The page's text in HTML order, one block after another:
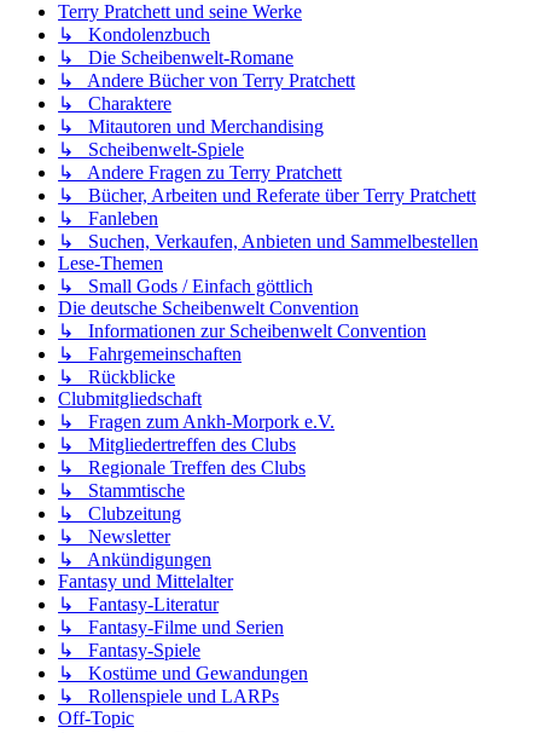
Terry Pratchett und seine Werke
↳ Kondolenzbuch
↳ Die Scheibenwelt-Romane
↳ Andere Bücher von Terry Pratchett
↳ Charaktere
↳ Mitautoren und Merchandising
↳ Scheibenwelt-Spiele
↳ Andere Fragen zu Terry Pratchett
↳ Bücher, Arbeiten und Referate über Terry Pratchett
↳ Fanleben
↳ Suchen, Verkaufen, Anbieten und Sammelbestellen
Lese-Themen
↳ Small Gods / Einfach göttlich
Die deutsche Scheibenwelt Convention
↳ Informationen zur Scheibenwelt Convention
↳ Fahrgemeinschaften
↳ Rückblicke
Clubmitgliedschaft
↳ Fragen zum Ankh-Morpork e.V.
↳ Mitgliedertreffen des Clubs
↳ Regionale Treffen des Clubs
↳ Stammtische
↳ Clubzeitung
↳ Newsletter
↳ Ankündigungen
Fantasy und Mittelalter
↳ Fantasy-Literatur
↳ Fantasy-Filme und Serien
↳ Fantasy-Spiele
↳ Kostüme und Gewandungen
↳ Rollenspiele und LARPs
Off-Topic